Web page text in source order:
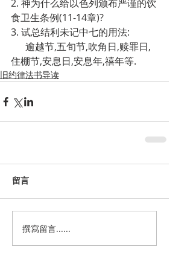
2. 神为什么给以色列颁布严谨的饮
食卫生条例(11-14章)?
3. 试总结利未记中七的用法:
住棚节,安息日,安息年,禧年等.
旧约律法书导读
留言
撰寫留言......